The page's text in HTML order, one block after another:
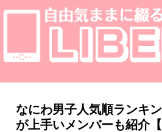
なにわ男子人気順ランキ
が上手いメンバーも紹介